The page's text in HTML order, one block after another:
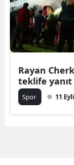
Rayan
teklife
Spor 11